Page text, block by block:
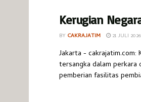
Kerugian
BY CAKRAJATIM 21 JULI 2026
Jakarta -
tersangka dalam
pemberian fasilitas